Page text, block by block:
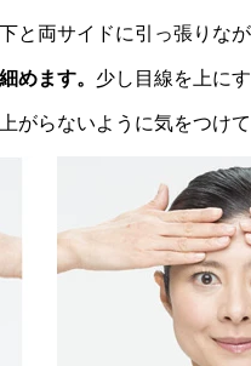
と両サイドに引っ張りなが
めます。 少し目線を上に
がらないように気をつけ